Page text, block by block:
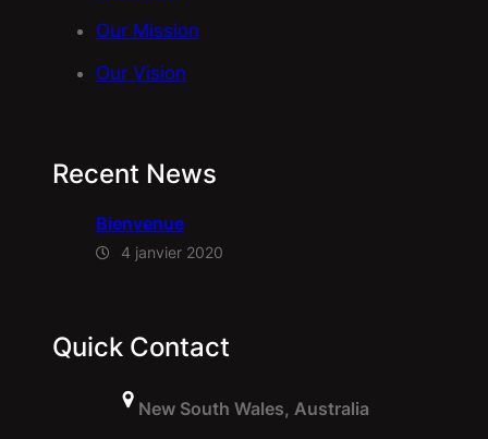
Our Mission
Our Vision
Recent News
Bienvenue
4 janvier 2020
Quick Contact
New South Wales, Australia